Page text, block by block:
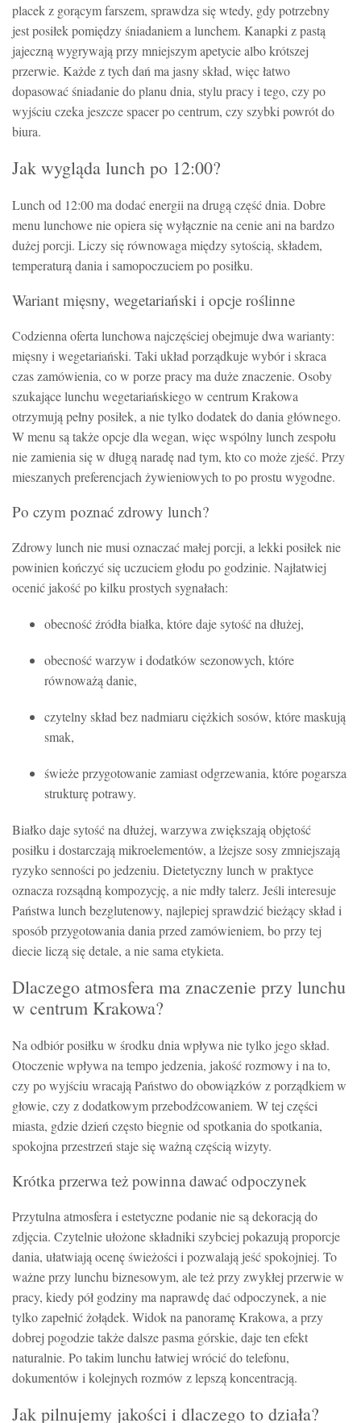
placek z gorącym farszem, sprawdza się wtedy, gdy potrzebny
jest posiłek pomiędzy śniadaniem a lunchem. Kanapki z pastą
jajeczną wygrywają przy mniejszym apetycie albo krótszej
przerwie. Każde z tych dań ma jasny skład, więc łatwo
dopasować śniadanie do planu dnia, stylu pracy i tego, czy po
wyjściu czeka jeszcze spacer po centrum, czy szybki powrót do
biura.
Jak wygląda lunch po 12:00?
Lunch od 12:00 ma dodać energii na drugą część dnia. Dobre
menu lunchowe nie opiera się wyłącznie na cenie ani na bardzo
dużej porcji. Liczy się równowaga między sytością, składem,
temperaturą dania i samopoczuciem po posiłku.
Wariant mięsny, wegetariański i opcje roślinne
Codzienna oferta lunchowa najczęściej obejmuje dwa warianty:
mięsny i wegetariański. Taki układ porządkuje wybór i skraca
czas zamówienia, co w porze pracy ma duże znaczenie. Osoby
szukające lunchu wegetariańskiego w centrum Krakowa
otrzymują pełny posiłek, a nie tylko dodatek do dania głównego.
W menu są także opcje dla wegan, więc wspólny lunch zespołu
nie zamienia się w długą naradę nad tym, kto co może zjeść. Przy
mieszanych preferencjach żywieniowych to po prostu wygodne.
Po czym poznać zdrowy lunch?
Zdrowy lunch nie musi oznaczać małej porcji, a lekki posiłek nie
powinien kończyć się uczuciem głodu po godzinie. Najłatwiej
ocenić jakość po kilku prostych sygnałach:
obecność źródła białka, które daje sytość na dłużej,
obecność warzyw i dodatków sezonowych, które
równoważą danie,
czytelny skład bez nadmiaru ciężkich sosów, które maskują
smak,
świeże przygotowanie zamiast odgrzewania, które pogarsza
strukturę potrawy.
Białko daje sytość na dłużej, warzywa zwiększają objętość
posiłku i dostarczają mikroelementów, a lżejsze sosy zmniejszają
ryzyko senności po jedzeniu. Dietetyczny lunch w praktyce
oznacza rozsądną kompozycję, a nie mdły talerz. Jeśli interesuje
Państwa lunch bezglutenowy, najlepiej sprawdzić bieżący skład i
sposób przygotowania dania przed zamówieniem, bo przy tej
diecie liczą się detale, a nie sama etykieta.
Dlaczego atmosfera ma znaczenie przy lunchu
w centrum Krakowa?
Na odbiór posiłku w środku dnia wpływa nie tylko jego skład.
Otoczenie wpływa na tempo jedzenia, jakość rozmowy i na to,
czy po wyjściu wracają Państwo do obowiązków z porządkiem w
głowie, czy z dodatkowym przebodźcowaniem. W tej części
miasta, gdzie dzień często biegnie od spotkania do spotkania,
spokojna przestrzeń staje się ważną częścią wizyty.
Krótka przerwa też powinna dawać odpoczynek
Przytulna atmosfera i estetyczne podanie nie są dekoracją do
zdjęcia. Czytelnie ułożone składniki szybciej pokazują proporcje
dania, ułatwiają ocenę świeżości i pozwalają jeść spokojniej. To
ważne przy lunchu biznesowym, ale też przy zwykłej przerwie w
pracy, kiedy pół godziny ma naprawdę dać odpoczynek, a nie
tylko zapełnić żołądek. Widok na panoramę Krakowa, a przy
dobrej pogodzie także dalsze pasma górskie, daje ten efekt
naturalnie. Po takim lunchu łatwiej wrócić do telefonu,
dokumentów i kolejnych rozmów z lepszą koncentracją.
Jak pilnujemy jakości i dlaczego to działa?